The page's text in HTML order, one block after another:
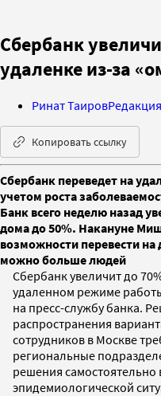
Сбербанк
удаленке из-за
Ринат Таиров
Копировать ссылку
Сбербанк переведет на
учетом роста
Банк всего неделю назад
дома до 50%. Накануне
возможности перевести
можно больше людей
Сбербанк увеличит до
удаленном режиме
на пресс-службу банка.
распространения
сотрудников в Москве
региональные
решения самостоятельно
эпидемиологической